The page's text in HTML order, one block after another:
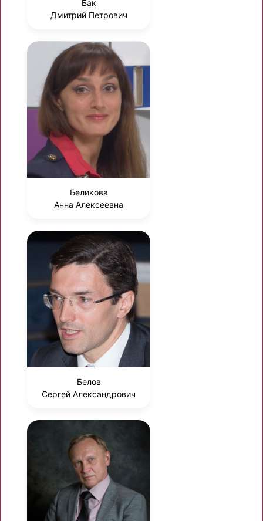
Бак
Дмитрий Петрович
Беликова
Анна Алексеевна
Белов
Сергей Александрович